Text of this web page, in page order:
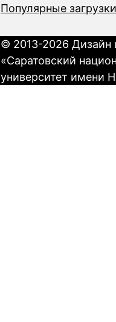
Популярные
© 2013-2026 Дизайн
«Саратовский
университет имени